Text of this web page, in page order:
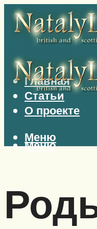
Главная
Статьи
О проекте
Меню
Меню